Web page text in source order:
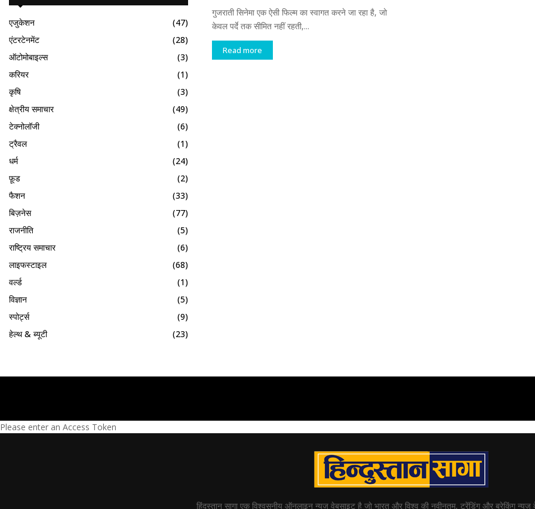
गुजराती सिनेमा एक ऐसी फिल्म का स्वागत करने जा रहा है, जो
केवल पर्दे तक सीमित नहीं रहती,...
Read more
एजुकेशन
(47)
एंटरटेनमेंट
(28)
ऑटोमोबाइल्स
(3)
करियर
(1)
कृषि
(3)
क्षेत्रीय समाचार
(49)
टेक्नोलॉजी
(6)
ट्रैवल
(1)
धर्म
(24)
फ़ूड
(2)
फैशन
(33)
बिज़नेस
(77)
राजनीति
(5)
राष्ट्रिय समाचार
(6)
लाइफस्टाइल
(68)
वर्ल्ड
(1)
विज्ञान
(5)
स्पोर्ट्स
(9)
हेल्थ & ब्यूटी
(23)
Please enter an Access Token
हिंदुस्तान सागा एक विश्वसनीय ऑनलाइन न्यूज़ वेबसाइट है जो भारत और विश्व की नवीनतम, ट्रेंडिंग और ब्रेकिंग